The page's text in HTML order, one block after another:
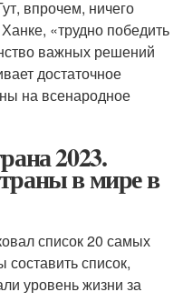
впрочем, ничего
«трудно победить
важных решений
достаточное
на всенародное
2023.
в мире в
список 20 самых
список,
уровень жизни за